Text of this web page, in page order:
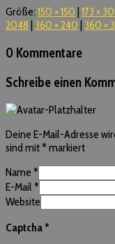
Größe: 150 × 150 | 173 ×
2048 | 360 × 240 | 360 ×
0 Kommentare
Schreibe einen
Deine E-Mail-Adresse
sind mit* markiert
Name *
E-Mail *
Website
Captcha*